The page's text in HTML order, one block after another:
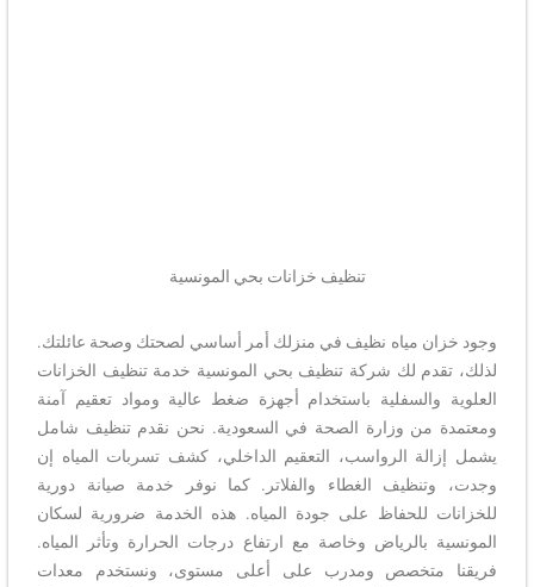
تنظيف خزانات بحي المونسية
وجود خزان مياه نظيف في منزلك أمر أساسي لصحتك وصحة عائلتك.
لذلك، تقدم لك شركة تنظيف بحي المونسية خدمة تنظيف الخزانات
العلوية والسفلية باستخدام أجهزة ضغط عالية ومواد تعقيم آمنة
ومعتمدة من وزارة الصحة في السعودية. نحن نقدم تنظيف شامل
يشمل إزالة الرواسب، التعقيم الداخلي، كشف تسربات المياه إن
وجدت، وتنظيف الغطاء والفلاتر. كما نوفر خدمة صيانة دورية
للخزانات للحفاظ على جودة المياه. هذه الخدمة ضرورية لسكان
المونسية بالرياض وخاصة مع ارتفاع درجات الحرارة وتأثر المياه.
فريقنا متخصص ومدرب على أعلى مستوى، ونستخدم معدات